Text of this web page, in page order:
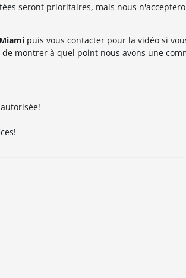
seront prioritaires, mais nous
puis vous contacter pour la vidéo si
montrer à quel point nous avons une